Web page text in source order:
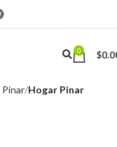
0 $
Hogar Pinar